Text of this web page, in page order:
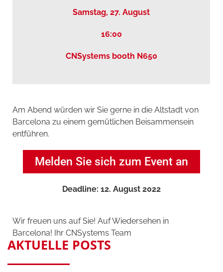
Samstag, 27. August
16:00
CNSystems booth N650
Am Abend würden wir Sie gerne in die Altstadt von
Barcelona zu einem gemütlichen Beisammensein
entführen.
Melden Sie sich zum Event an
Deadline: 12. August 2022
Wir freuen uns auf Sie! Auf Wiedersehen in
Barcelona! Ihr CNSystems Team
AKTUELLE POSTS